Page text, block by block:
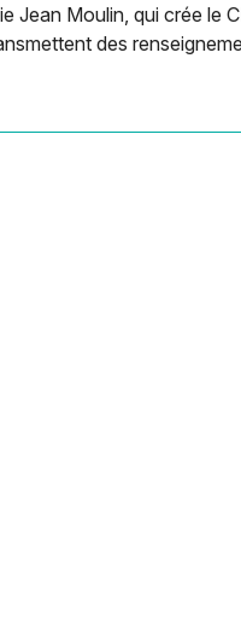
Jean Moulin, qui crée le
des